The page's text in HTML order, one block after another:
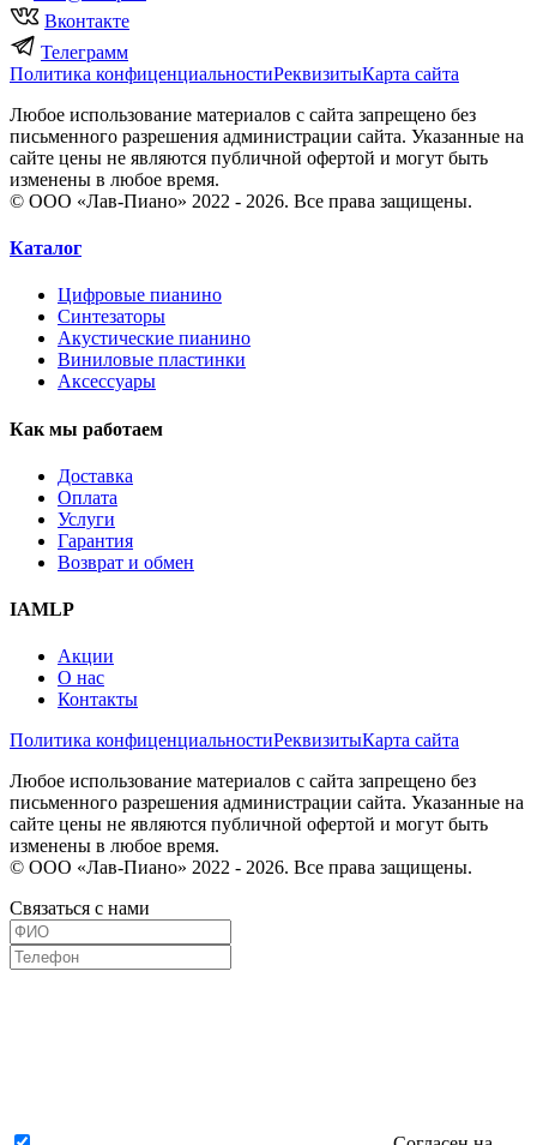
Вконтакте
Телеграмм
Политика конфиценциальностиРеквизитыКарта сайта
Любое использование материалов с сайта запрещено без
письменного разрешения администрации сайта. Указанные на
сайте цены не являются публичной офертой и могут быть
изменены в любое время.
© ООО «Лав-Пиано» 2022 - 2026. Все права защищены.
Каталог
Цифровые пианино
Синтезаторы
Акустические пианино
Виниловые пластинки
Аксессуары
Как мы работаем
Доставка
Оплата
Услуги
Гарантия
Возврат и обмен
IAMLP
Акции
О нас
Контакты
Политика конфиценциальностиРеквизитыКарта сайта
Любое использование материалов с сайта запрещено без
письменного разрешения администрации сайта. Указанные на
сайте цены не являются публичной офертой и могут быть
изменены в любое время.
© ООО «Лав-Пиано» 2022 - 2026. Все права защищены.
Связаться с нами